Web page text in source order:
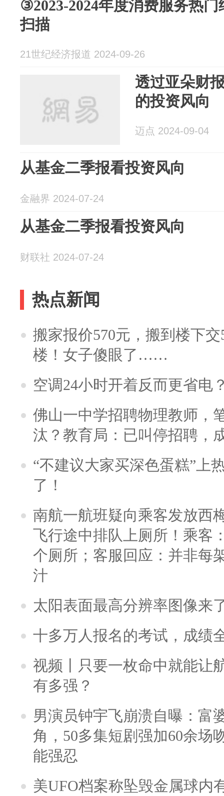
③2023-2024年度消费服务热
扫描
21世纪经济报道 2024-09-26
透过亚朵财
的投资风向
迈点 2024-09-04
从基金二季报看投资风向
金融界 2024-07-24
从基金二季报看投资风向
财联社 2024-07-24
热点新闻
搬家报价570元，搬到楼下
楼！女子傻眼了……
空调24小时开着反而更省电
佛山一中学招聘物理教师，
汰？教育局：已叫停招聘，
“不建议大家买深色蛋糕”上
了！
南航一航班疑向乘客发放西
飞行途中排队上厕所！乘客
个厕所；客服回应：并非每
汁
太阳表面最高分辨率图像来
十多万人报名的考试，成绩
视频丨只要一枚命中就能让
有多强？
男演员钟宇飞崩溃自曝：富
角，50多集短剧强加60余场
能强忍
美UFO档案称坠毁金属球内